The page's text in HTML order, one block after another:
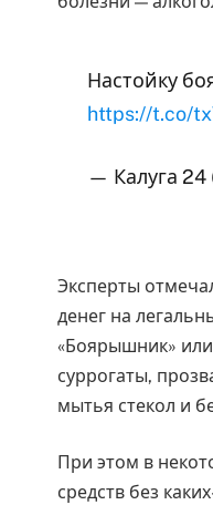
Настойку
https://t.co/
— Калуга 24
Эксперты
денег на
«Боярышник»
суррогаты,
мытья стекол и
При этом в
средств без